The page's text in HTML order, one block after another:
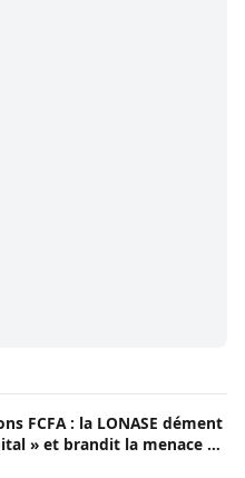
FCFA : la LONASE dément
» et brandit la menace de